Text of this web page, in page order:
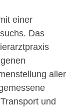
einer
Das
aller
und